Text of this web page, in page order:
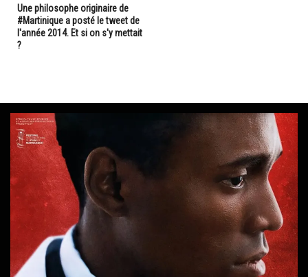
Une philosophe originaire de
#Martinique a posté le tweet de
l'année 2014. Et si on s'y mettait
?